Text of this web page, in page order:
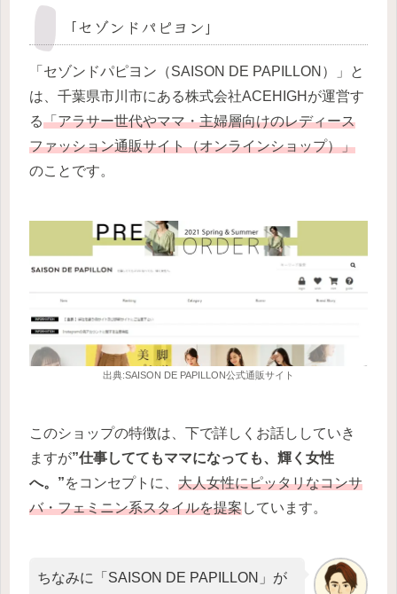
「セゾンドパピヨン」
「セゾンドパピヨン（SAISON DE PAPILLON）」と
は、千葉県市川市にある株式会社ACEHIGHが運営す
る「アラサー世代やママ・主婦層向けのレディース
ファッション通販サイト（オンラインショップ）」
のことです。
出典:SAISON DE PAPILLON公式通販サイト
このショップの特徴は、下で詳しくお話ししていき
ますが”仕事しててもママになっても、輝く女性
へ。”をコンセプトに、 大人女性にピッタリなコンサ
バ・フェミニン系スタイルを提案しています。
ちなみに「SAISON DE PAPILLON」が